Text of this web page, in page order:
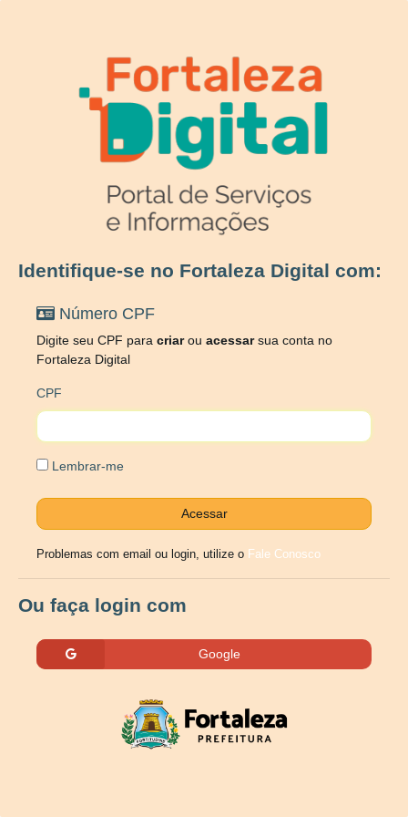
Identifique-se no Fortaleza Digital com:
Número CPF
Digite seu CPF para criarou acessarsua conta no
Fortaleza Digital
CPF
Lembrar-me
Problemas com email ou login, utilize o Fale Conosco
Ou faça login com
Google